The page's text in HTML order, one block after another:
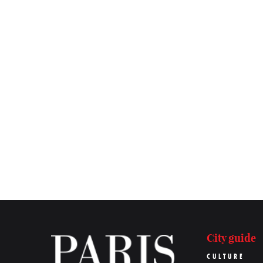
City guide
CULTURE